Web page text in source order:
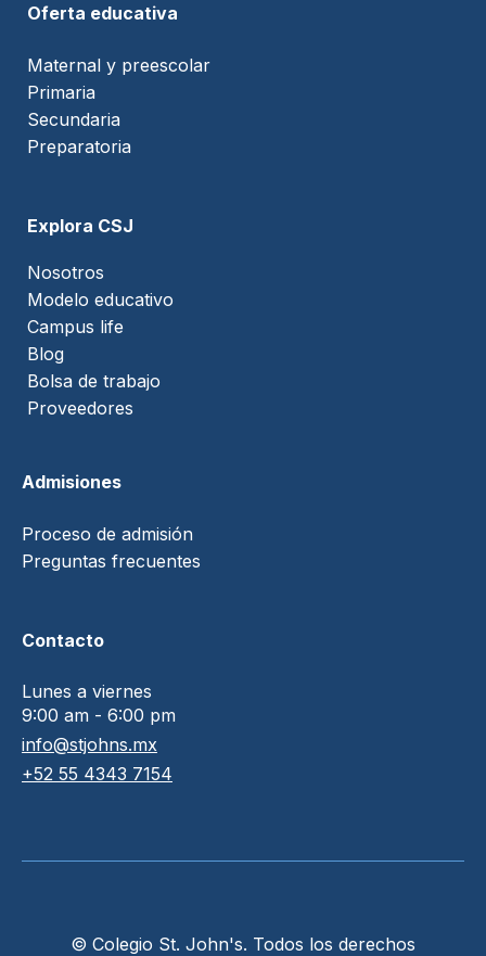
Oferta educativa
Maternal y preescolar
Primaria
Secundaria
Preparatoria
Explora CSJ
Nosotros
Modelo educativo
Campus life
Blog
Bolsa de trabajo
Proveedores
Admisiones
Proceso de admisión
Preguntas frecuentes
Contacto
Lunes a viernes
9:00 am - 6:00 pm
info@stjohns.mx
+52 55 4343 7154
© Colegio St. John's. Todos los derechos